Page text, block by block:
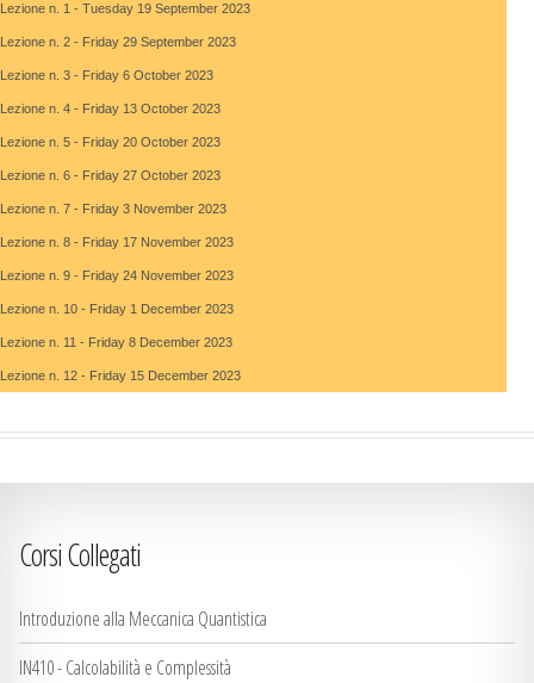
Lezione n. 1 - Tuesday 19 September 2023
Lezione n. 2 - Friday 29 September 2023
Lezione n. 3 - Friday 6 October 2023
Lezione n. 4 - Friday 13 October 2023
Lezione n. 5 - Friday 20 October 2023
Lezione n. 6 - Friday 27 October 2023
Lezione n. 7 - Friday 3 November 2023
Lezione n. 8 - Friday 17 November 2023
Lezione n. 9 - Friday 24 November 2023
Lezione n. 10 - Friday 1 December 2023
Lezione n. 11 - Friday 8 December 2023
Lezione n. 12 - Friday 15 December 2023
Corsi Collegati
Introduzione alla Meccanica Quantistica
IN410 - Calcolabilità e Complessità